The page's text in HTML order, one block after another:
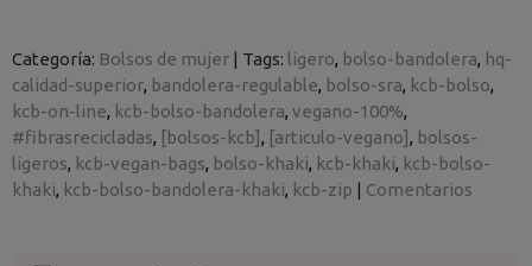
Categoría: Bolsos de mujer | Tags: ligero bolso-bandolera hq-
calidad-superior bandolera-regulable bolso-sra kcb-bolso
kcb-on-line kcb-bolso-bandolera vegano-100%
#fibrasrecicladas [bolsos-kcb] [articulo-vegano]
bolsos-
ligeros kcb-vegan-bags bolso-khaki kcb-khaki kcb-bolso-
khaki kcb-bolso-bandolera-khaki kcb-zip | Comentarios